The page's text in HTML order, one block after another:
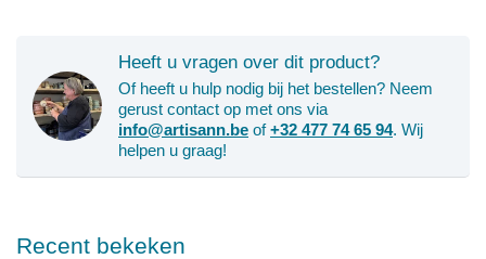
Heeft u vragen over dit product?
Of heeft u hulp nodig bij het bestellen? Neem
gerust contact op met ons via
info@artisann.be of+32 477 74 65 94. Wij
helpen u graag!
Recent bekeken